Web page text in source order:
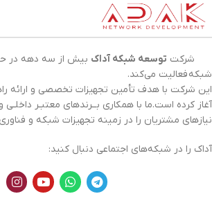
شرکت توسعه شبکه آداک بیش از سه دهه در
شبکهفعالیت می‌کند.
این شرکت با هدف تأمین تجهیزات تخصصی و ارائه
آغاز کرده است.ما با همکاری بــرندهای معتبـر
نیازهای مشتریان را در زمینه تجهیزات شبکه و
آداک را در شبکه‌های اجتماعی دنبال کنید: